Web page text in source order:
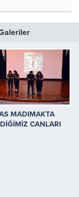
MADIMAKTA
CANLARI